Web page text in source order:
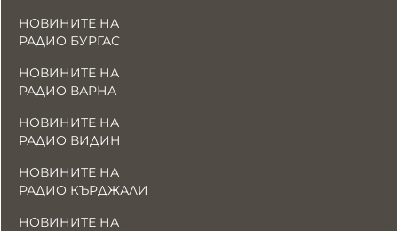
НОВИНИТЕ НА
РАДИО БУРГАС
НОВИНИТЕ НА
РАДИО ВАРНА
НОВИНИТЕ НА
РАДИО ВИДИН
НОВИНИТЕ НА
РАДИО КЪРДЖАЛИ
НОВИНИТЕ НА